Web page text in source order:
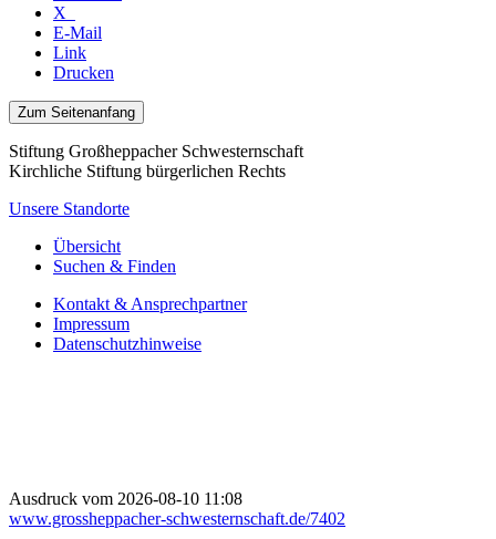
X
E-Mail
Link
Drucken
Zum Seitenanfang
Stiftung Großheppacher Schwesternschaft
Kirchliche Stiftung bürgerlichen Rechts
Unsere Standorte
Übersicht
Suchen & Finden
Kontakt & Ansprechpartner
Impressum
Datenschutzhinweise
Ausdruck vom 2026-08-10 11:08
www.grossheppacher-schwesternschaft.de/7402